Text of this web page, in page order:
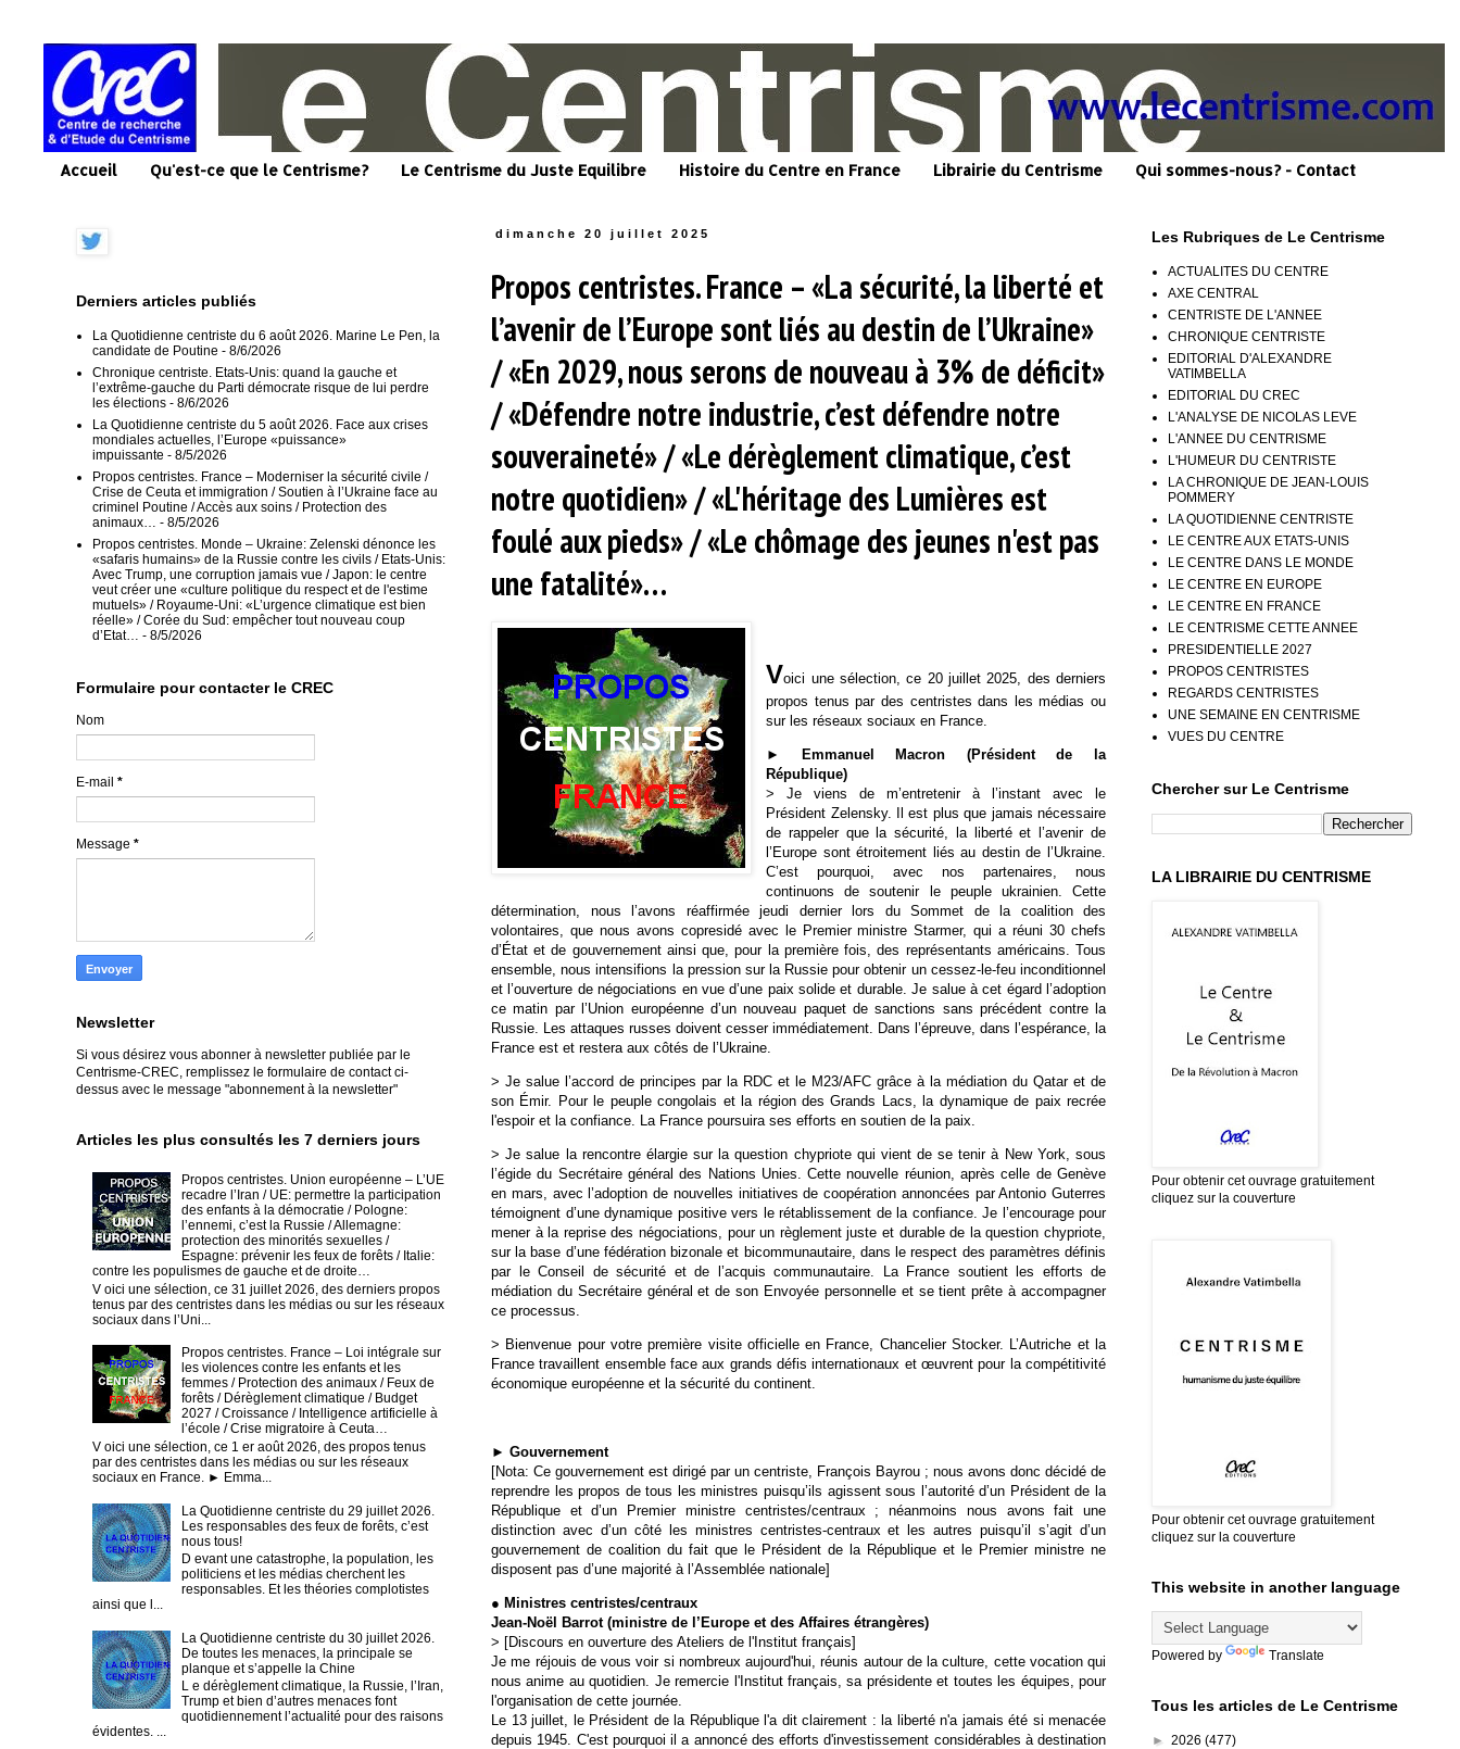
Accueil Qu'est-ce que le Centrisme? Le Centrisme du Juste Equilibre Histoire du Centre en France Librairie du Centrisme Qui sommes-nous? - Contact
dimanche 20 juillet 2025
Propos centristes. France – «La sécurité, la liberté et
l’avenir de l’Europe sont liés au destin de l’Ukraine»
/ «En 2029, nous serons de nouveau à 3% de déficit»
/ «Défendre notre industrie, c’est défendre notre
souveraineté» / «Le dérèglement climatique, c’est
notre quotidien» / «L'héritage des Lumières est
foulé aux pieds» / «Le chômage des jeunes n'est pas
une fatalité»…
Voici une sélection, ce 20 juillet 2025, des derniers
propos tenus par des centristes dans les médias ou
sur les réseaux sociaux en France.
► Emmanuel Macron (Président de la
République)
> Je viens de m’entretenir à l’instant avec le
Président Zelensky. Il est plus que jamais nécessaire
de rappeler que la sécurité, la liberté et l’avenir de
l’Europe sont étroitement liés au destin de l’Ukraine.
C’est pourquoi, avec nos partenaires, nous
continuons de soutenir le peuple ukrainien. Cette
détermination, nous l’avons réaffirmée jeudi dernier lors du Sommet de la coalition des
volontaires, que nous avons copresidé avec le Premier ministre Starmer, qui a réuni 30 chefs
d’État et de gouvernement ainsi que, pour la première fois, des représentants américains. Tous
ensemble, nous intensifions la pression sur la Russie pour obtenir un cessez-le-feu inconditionnel
et l’ouverture de négociations en vue d’une paix solide et durable. Je salue à cet égard l’adoption
ce matin par l’Union européenne d’un nouveau paquet de sanctions sans précédent contre la
Russie. Les attaques russes doivent cesser immédiatement. Dans l’épreuve, dans l’espérance, la
France est et restera aux côtés de l’Ukraine.
> Je salue l’accord de principes par la RDC et le M23/AFC grâce à la médiation du Qatar et de
son Émir. Pour le peuple congolais et la région des Grands Lacs, la dynamique de paix recrée
l'espoir et la confiance. La France poursuira ses efforts en soutien de la paix.
> Je salue la rencontre élargie sur la question chypriote qui vient de se tenir à New York, sous
l’égide du Secrétaire général des Nations Unies. Cette nouvelle réunion, après celle de Genève
en mars, avec l’adoption de nouvelles initiatives de coopération annoncées par Antonio Guterres
témoignent d’une dynamique positive vers le rétablissement de la confiance. Je l’encourage pour
mener à la reprise des négociations, pour un règlement juste et durable de la question chypriote,
sur la base d’une fédération bizonale et bicommunautaire, dans le respect des paramètres définis
par le Conseil de sécurité et de l’acquis communautaire. La France soutient les efforts de
médiation du Secrétaire général et de son Envoyée personnelle et se tient prête à accompagner
ce processus.
> Bienvenue pour votre première visite officielle en France, Chancelier Stocker. L’Autriche et la
France travaillent ensemble face aux grands défis internationaux et œuvrent pour la compétitivité
économique européenne et la sécurité du continent.
► Gouvernement
[Nota: Ce gouvernement est dirigé par un centriste, François Bayrou ; nous avons donc décidé de
reprendre les propos de tous les ministres puisqu’ils agissent sous l’autorité d’un Président de la
République et d’un Premier ministre centristes/centraux ; néanmoins nous avons fait une
distinction avec d’un côté les ministres centristes-centraux et les autres puisqu’il s’agit d’un
gouvernement de coalition du fait que le Président de la République et le Premier ministre ne
disposent pas d’une majorité à l’Assemblée nationale]
● Ministres centristes/centraux
Jean-Noël Barrot(ministre de l’Europe et des Affaires étrangères)
> [Discours en ouverture des Ateliers de l'Institut français]
Je me réjouis de vous voir si nombreux aujourd'hui, réunis autour de la culture, cette vocation qui
nous anime au quotidien. Je remercie l'Institut français, sa présidente et toutes les équipes, pour
l'organisation de cette journée.
Le 13 juillet, le Président de la République l'a dit clairement : la liberté n'a jamais été si menacée
depuis 1945. C'est pourquoi il a annoncé des efforts d'investissement considérables à destination
Derniers articles publiés
La Quotidienne centriste du 6 août 2026. Marine Le Pen, la
candidate de Poutine - 8/6/2026
Chronique centriste. Etats-Unis: quand la gauche et
l’extrême-gauche du Parti démocrate risque de lui perdre
les élections - 8/6/2026
La Quotidienne centriste du 5 août 2026. Face aux crises
mondiales actuelles, l’Europe «puissance»
impuissante - 8/5/2026
Propos centristes. France – Moderniser la sécurité civile /
Crise de Ceuta et immigration / Soutien à l’Ukraine face au
criminel Poutine / Accès aux soins / Protection des
animaux…
- 8/5/2026
Propos centristes. Monde – Ukraine: Zelenski dénonce les
«safaris humains» de la Russie contre les civils / Etats-Unis:
Avec Trump, une corruption jamais vue / Japon: le centre
veut créer une «culture politique du respect et de l'estime
mutuels» / Royaume-Uni: «L’urgence climatique est bien
réelle» / Corée du Sud: empêcher tout nouveau coup
d’Etat…
- 8/5/2026
Formulaire pour contacter le CREC
Nom
E-mail *
Message *
Newsletter
Si vous désirez vous abonner à newsletter publiée par le
Centrisme-CREC, remplissez le formulaire de contact ci-
dessus avec le message "abonnement à la newsletter"
Articles les plus consultés les 7 derniers jours
Propos centristes. Union européenne – L’UE
recadre l’Iran / UE: permettre la participation
des enfants à la démocratie / Pologne:
l’ennemi, c’est la Russie / Allemagne:
protection des minorités sexuelles /
Espagne: prévenir les feux de forêts / Italie:
contre les populismes de gauche et de droite…
V oici une sélection, ce 31 juillet 2026, des derniers propos
tenus par des centristes dans les médias ou sur les réseaux
sociaux dans l’Uni...
Propos centristes. France – Loi intégrale sur
les violences contre les enfants et les
femmes / Protection des animaux / Feux de
forêts / Dérèglement climatique / Budget
2027 / Croissance / Intelligence artificielle à
l’école / Crise migratoire à Ceuta…
V oici une sélection, ce 1 er août 2026, des propos tenus
par des centristes dans les médias ou sur les réseaux
sociaux en France. ► Emma...
La Quotidienne centriste du 29 juillet 2026.
Les responsables des feux de forêts, c’est
nous tous!
D evant une catastrophe, la population, les
politiciens et les médias cherchent les
responsables. Et les théories complotistes
ainsi que l...
La Quotidienne centriste du 30 juillet 2026.
De toutes les menaces, la principale se
planque et s’appelle la Chine
L e dérèglement climatique, la Russie, l’Iran,
Trump et bien d’autres menaces font
quotidiennement l’actualité pour des raisons
évidentes. ...
Les Rubriques de Le Centrisme
ACTUALITES DU CENTRE
AXE CENTRAL
CENTRISTE DE L'ANNEE
CHRONIQUE CENTRISTE
EDITORIAL D'ALEXANDRE
VATIMBELLA
EDITORIAL DU CREC
L'ANALYSE DE NICOLAS LEVE
L'ANNEE DU CENTRISME
L'HUMEUR DU CENTRISTE
LA CHRONIQUE DE JEAN-LOUIS
POMMERY
LA QUOTIDIENNE CENTRISTE
LE CENTRE AUX ETATS-UNIS
LE CENTRE DANS LE MONDE
LE CENTRE EN EUROPE
LE CENTRE EN FRANCE
LE CENTRISME CETTE ANNEE
PRESIDENTIELLE 2027
PROPOS CENTRISTES
REGARDS CENTRISTES
UNE SEMAINE EN CENTRISME
VUES DU CENTRE
Chercher sur Le Centrisme
LA LIBRAIRIE DU CENTRISME
Pour obtenir cet ouvrage gratuitement
cliquez sur la couverture
Pour obtenir cet ouvrage gratuitement
cliquez sur la couverture
This website in another language
Powered by Translate
Tous les articles de Le Centrisme
► 2026 (477)